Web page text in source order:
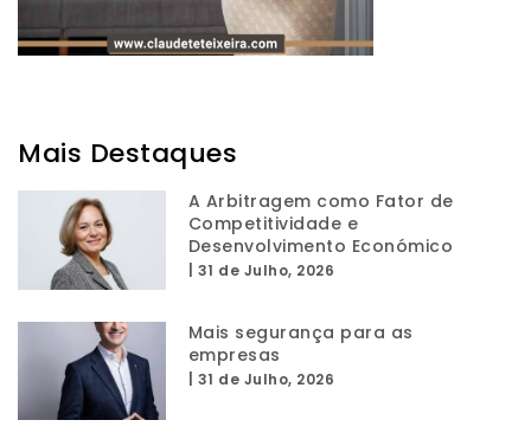
Mais Destaques
A Arbitragem como Fator de
Competitividade e
Desenvolvimento Económico
31 de Julho, 2026
Mais segurança para as
empresas
31 de Julho, 2026